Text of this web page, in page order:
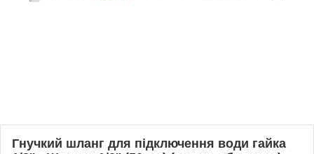
Гнучкий шланг для підключення води гайка